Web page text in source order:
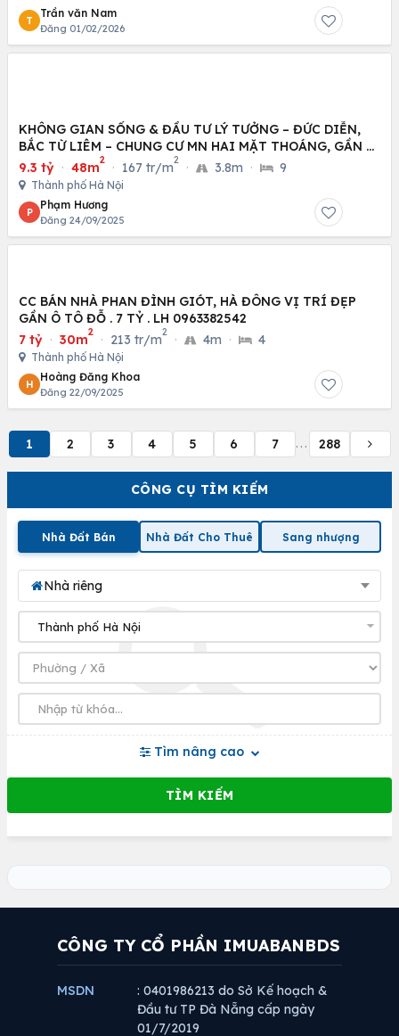
CÔNG CỤ TÌM KIẾM
Nhà Đất Bán Nhà Đất Cho Thuê Sang nhượng
Nhà riêng
Tìm nâng cao
T
Trần văn Nam
Đăng 01/02/2026
KHÔNG GIAN SỐNG & ĐẦU TƯ LÝ TƯỞNG – ĐỨC DIỄN,
BẮC TỪ LIÊM – CHUNG CƯ MN HAI MẶT THOÁNG, GẦN Ô
TÔ
9.3 tỷ · 48m
2
· 167 tr/m
2
· 3.8m · 9
Thành phố Hà Nội
P
Phạm Hương
Đăng 24/09/2025
CC BÁN NHÀ PHAN ĐÌNH GIÓT, HÀ ĐÔNG VỊ TRÍ ĐẸP
GẦN Ô TÔ ĐỖ . 7 TỶ . LH 0963382542
7 tỷ · 30m
2
· 213 tr/m
2
· 4m · 4
Thành phố Hà Nội
H
Hoàng Đăng Khoa
Đăng 22/09/2025
1 2 3 4 5 6 7 ... 288
CÔNG TY CỔ PHẦN IMUABANBDS
MSDN
: 0401986213 do Sở Kế hoạch &
Đầu tư TP Đà Nẵng cấp ngày
01/7/2019